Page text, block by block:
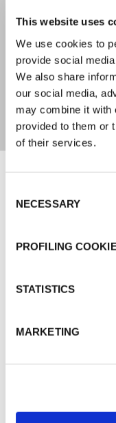
This website uses
We use cookies to
provide social
We also share
our social media,
may combine it with
provided to them or
of their services.
Selection
NECESSARY
PROFILING
STATISTICS
MARKETING
0 - 110°C
VISCOSIDAD A
600mPa.s
MARKETING
K-FLEX
JUNIO
K-FLEX K-